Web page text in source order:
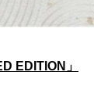
EDITION」